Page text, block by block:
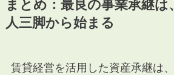
まとめ：最良の事業承継は
人三脚から始まる
賃貸経営を活用した資産承継は